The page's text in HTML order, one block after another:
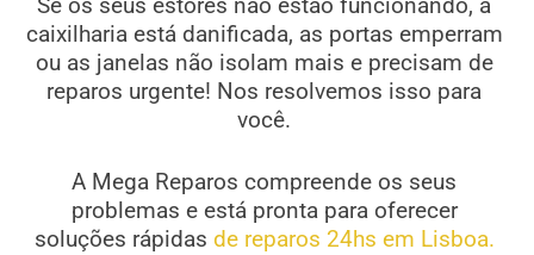
Se os seus estores não estão funcionando, a
caixilharia está danificada, as portas emperram
ou as janelas não isolam mais e precisam de
reparos urgente! Nos resolvemos isso para
você.
A Mega Reparos compreende os seus
problemas e está pronta para oferecer
soluções rápidas de reparos 24hs em Lisboa.